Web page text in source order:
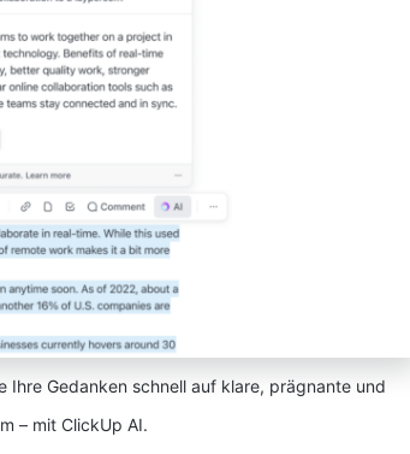
Ihre Gedanken schnell auf klare, prägnante und
– mit ClickUp AI.